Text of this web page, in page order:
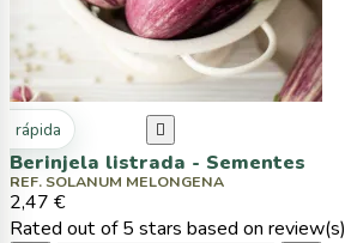
rápida 
Berinjela listrada - Sementes
REF. SOLANUM MELONGENA
2,47 €
Rated out of 5 stars based on review(s)